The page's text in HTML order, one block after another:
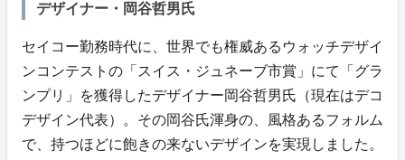
デザイナー・岡谷哲男氏
セイコー勤務時代に、世界でも権威あるウォッチデザイ
ンコンテストの「スイス・ジュネーブ市賞」にて「グラ
ンプリ」を獲得したデザイナー岡谷哲男氏（現在はデコ
デザイン代表）。その岡谷氏渾身の、風格あるフォルム
で、持つほどに飽きの来ないデザインを実現しました。